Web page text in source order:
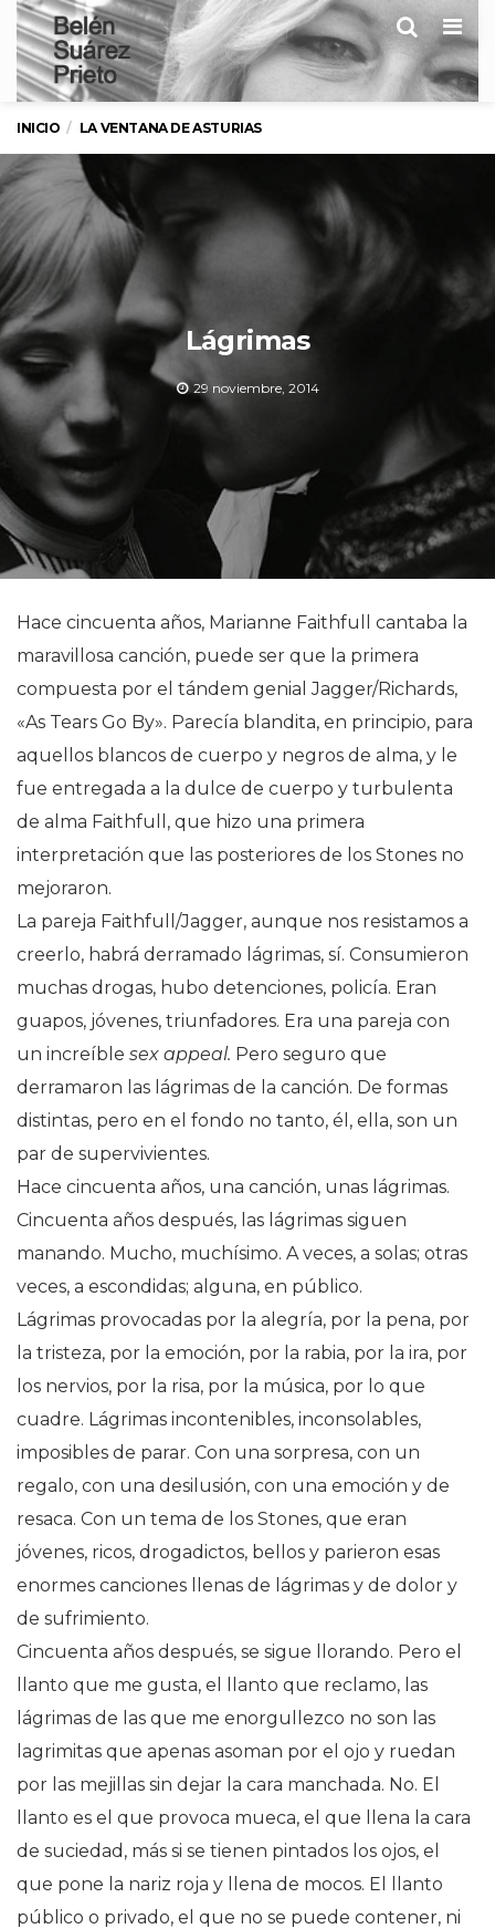
INICIO LA VENTANA DE ASTURIAS
Lágrimas
29 noviembre, 2014
Hace cincuenta años, Marianne Faithfull cantaba la
maravillosa canción, puede ser que la primera
compuesta por el tándem genial Jagger/Richards,
«As Tears Go By». Parecía blandita, en principio, para
aquellos blancos de cuerpo y negros de alma, y le
fue entregada a la dulce de cuerpo y turbulenta
de alma Faithfull, que hizo una primera
interpretación que las posteriores de los Stones no
mejoraron.
La pareja Faithfull/Jagger, aunque nos resistamos a
creerlo, habrá derramado lágrimas, sí. Consumieron
muchas drogas, hubo detenciones, policía. Eran
guapos, jóvenes, triunfadores. Era una pareja con
un increíble sex appeal. Pero seguro que
derramaron las lágrimas de la canción. De formas
distintas, pero en el fondo no tanto, él, ella, son un
par de supervivientes.
Hace cincuenta años, una canción, unas lágrimas.
Cincuenta años después, las lágrimas siguen
manando. Mucho, muchísimo. A veces, a solas; otras
veces, a escondidas; alguna, en público.
Lágrimas provocadas por la alegría, por la pena, por
la tristeza, por la emoción, por la rabia, por la ira, por
los nervios, por la risa, por la música, por lo que
cuadre. Lágrimas incontenibles, inconsolables,
imposibles de parar. Con una sorpresa, con un
regalo, con una desilusión, con una emoción y de
resaca. Con un tema de los Stones, que eran
jóvenes, ricos, drogadictos, bellos y parieron esas
enormes canciones llenas de lágrimas y de dolor y
de sufrimiento.
Cincuenta años después, se sigue llorando. Pero el
llanto que me gusta, el llanto que reclamo, las
lágrimas de las que me enorgullezco no son las
lagrimitas que apenas asoman por el ojo y ruedan
por las mejillas sin dejar la cara manchada. No. El
llanto es el que provoca mueca, el que llena la cara
de suciedad, más si se tienen pintados los ojos, el
que pone la nariz roja y llena de mocos. El llanto
público o privado, el que no se puede contener, ni